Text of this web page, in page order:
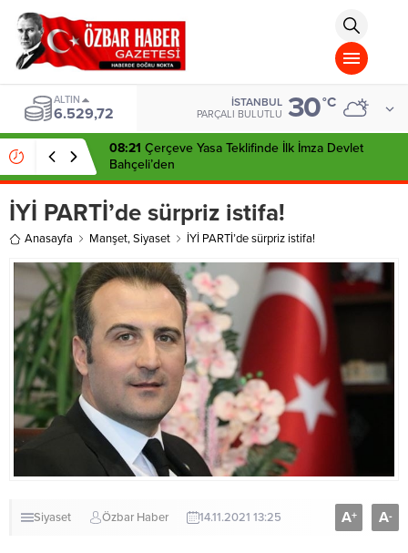
islami
chat
omegla
türk
sohbet
cinsel
sohbet
dini
chat
ALTIN
6.529,72
İSTANBUL
PARÇALI BULUTLU 30°C
08:21 Çerçeve Yasa Teklifinde İlk İmza Devlet
Bahçeli’den
İYİ PARTİ’de sürpriz istifa!
Anasayfa Manşet,Siyaset İYİ PARTİ’de sürpriz istifa!
Siyaset Özbar Haber 14.11.2021 13:25 A+ A-